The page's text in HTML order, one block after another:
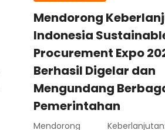
Mendorong
Indonesia
Procurement Expo
Berhasil Digelar dan
Mengundang
Pemerintahan
Mendorong